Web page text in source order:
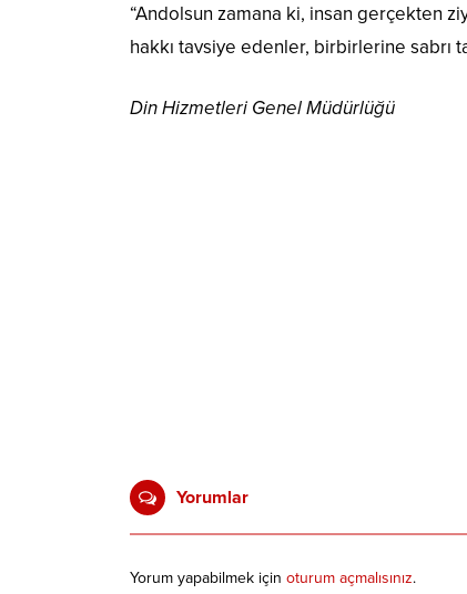
“Andolsun zamana ki, insan gerçekten
hakkı tavsiye edenler, birbirlerine sabrı
Din Hizmetleri Genel Müdürlüğü
Yorumlar
Yorum yapabilmek için oturum açmalısınız.